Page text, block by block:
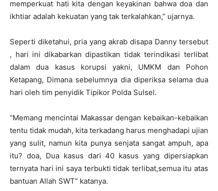
memperkuat hati kita dengan keyakinan bahwa doa dan
ikhtiar adalah kekuatan yang tak terkalahkan,” ujarnya.
Seperti diketahui, pria yang akrab disapa Danny tersebut
, hari ini dikabarkan dipastikan tidak terindikasi terlibat
dalam dua kasus korupsi yakni, UMKM dan Pohon
Ketapang, Dimana sebelumnya dia diperiksa selama dua
hari oleh tim penyidik Tipikor Polda Sulsel.
“Memang mencintai Makassar dengan kebaikan-kebaikan
tentu tidak mudah, kita terkadang harus menghadapi ujian
yang sulit, namun kita punya senjata sangat ampuh, apa
itu? doa, Dua kasus dari 40 kasus yang dipersiapkan
ternyata hari ini saya terbukti tidak terlibat,semua itu atas
bantuan Allah SWT” katanya.